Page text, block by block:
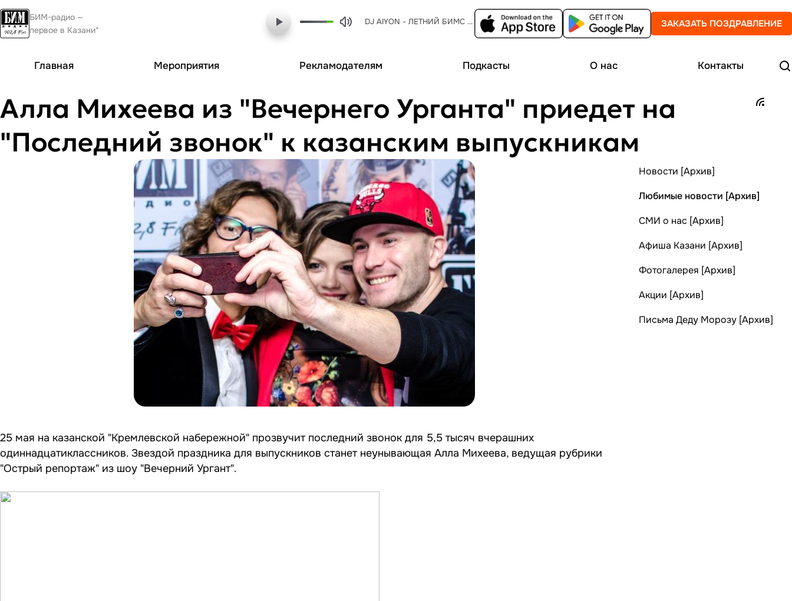
БИМ-радио —
первое в Казани*
DJ AIYON - ЛЕТНИЙ БИМС МИКС 2 ЗАКАЗАТЬ ПОЗДРАВЛЕНИЕ
Главная Мероприятия Рекламодателям Подкасты О нас Контакты
Алла Михеева из "Вечернего Урганта" приедет на
"Последний звонок" к казанским выпускникам
25 мая на казанской "Кремлевской набережной" прозвучит последний звонок для 5,5 тысяч вчерашних
одиннадцатиклассников. Звездой праздника для выпускников станет неунывающая Алла Михеева, ведущая рубрики
"Острый репортаж" из шоу "Вечерний Ургант".
Новости [Архив]
Любимые новости [Архив]
СМИ о нас [Архив]
Афиша Казани [Архив]
Фотогалерея [Архив]
Акции [Архив]
Письма Деду Морозу [Архив]